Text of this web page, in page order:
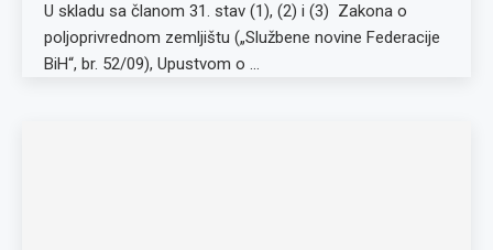
U skladu sa članom 31. stav (1), (2) i (3) Zakona o
poljoprivrednom zemljištu („Službene novine Federacije
BiH“, br. 52/09), Upustvom o …